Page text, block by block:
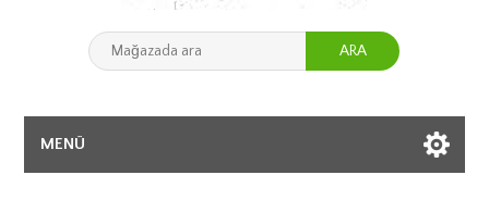
ARA
MENÜ